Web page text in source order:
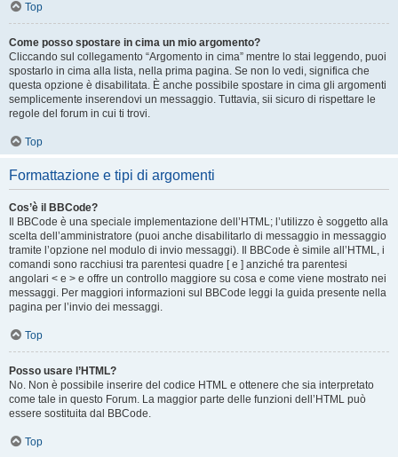
Top
Come posso spostare in cima un mio argomento?
Cliccando sul collegamento “Argomento in cima” mentre lo stai leggendo, puoi
spostarlo in cima alla lista, nella prima pagina. Se non lo vedi, significa che
questa opzione è disabilitata. È anche possibile spostare in cima gli argomenti
semplicemente inserendovi un messaggio. Tuttavia, sii sicuro di rispettare le
regole del forum in cui ti trovi.
Top
Formattazione e tipi di argomenti
Cos’è il BBCode?
Il BBCode è una speciale implementazione dell’HTML; l’utilizzo è soggetto alla
scelta dell’amministratore (puoi anche disabilitarlo di messaggio in messaggio
tramite l’opzione nel modulo di invio messaggi). Il BBCode è simile all’HTML, i
comandi sono racchiusi tra parentesi quadre [ e ] anziché tra parentesi
angolari < e > e offre un controllo maggiore su cosa e come viene mostrato nei
messaggi. Per maggiori informazioni sul BBCode leggi la guida presente nella
pagina per l’invio dei messaggi.
Top
Posso usare l’HTML?
No. Non è possibile inserire del codice HTML e ottenere che sia interpretato
come tale in questo Forum. La maggior parte delle funzioni dell’HTML può
essere sostituita dal BBCode.
Top